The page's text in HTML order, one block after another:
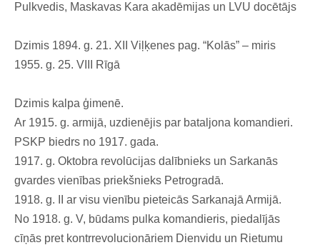
Pulkvedis, Maskavas Kara akadēmijas un LVU docētājs
Dzimis 1894. g. 21. XII Viļķenes pag. “Kolās” – miris
1955. g. 25. VIII Rīgā
Dzimis kalpa ģimenē.
Ar 1915. g. armijā, uzdienējis par bataljona komandieri.
PSKP biedrs no 1917. gada.
1917. g. Oktobra revolūcijas dalībnieks un Sarkanās
gvardes vienības priekšnieks Petrogradā.
1918. g. II ar visu vienību pieteicās Sarkanajā Armijā.
No 1918. g. V, būdams pulka komandieris, piedalījās
cīņās pret kontrrevolucionāriem Dienvidu un Rietumu